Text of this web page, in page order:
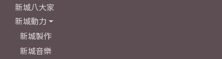
新城八大家
新城動力
新城製作
新城音樂